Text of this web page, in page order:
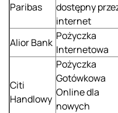
Paribas
dostępny
internet
Alior Bank
Pożyczka
Internetowa
Citi
Handlowy
Pożyczka
Gotówkowa
Online dla
nowych